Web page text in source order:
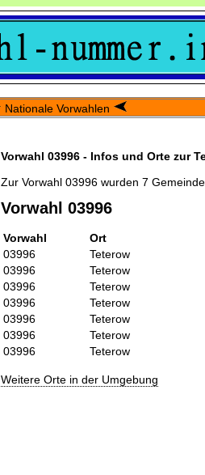
Nationale Vorwahlen
Vorwahl 03996 - Infos und Orte zur
Zur Vorwahl 03996 wurden 7
Vorwahl 03996
Vorwahl
Ort
03996
Teterow
03996
Teterow
03996
Teterow
03996
Teterow
03996
Teterow
03996
Teterow
03996
Teterow
Weitere Orte in der Umgebung